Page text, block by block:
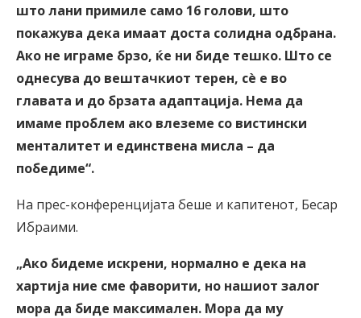
што лани примиле само 16 голови, што
покажува дека имаат доста солидна одбрана.
Ако не играме брзо, ќе ни биде тешко. Што се
однесува до вештачкиот терен, сè е во
главата и до брзата адаптација. Нема да
имаме проблем ако влеземе со вистински
менталитет и единствена мисла – да
победиме“.
На прес-конференцијата беше и капитенот, Бесар
Ибраими.
„Ако бидеме искрени, нормално е дека на
хартија ние сме фаворити, но нашиот залог
мора да биде максимален. Мора да му